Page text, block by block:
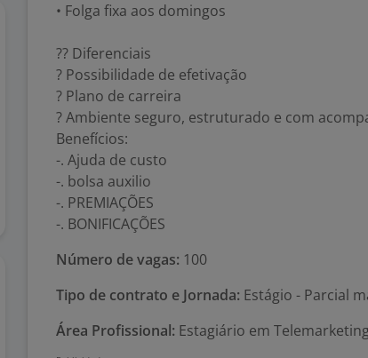
• Folga fixa aos domingos
?? Diferenciais
? Possibilidade de efetivação
? Plano de carreira
? Ambiente seguro, estruturado e com
Benefícios:
-. Ajuda de custo
-. bolsa auxilio
-. PREMIAÇÕES
-. BONIFICAÇÕES
Número de vagas: 100
Tipo de contrato e Jornada: Estágio - Parcial
Área Profissional: Estagiário em